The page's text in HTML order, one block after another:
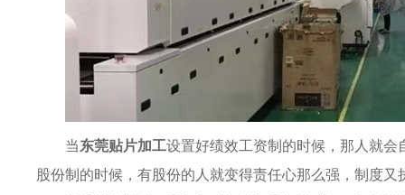
当东莞贴片加工设置好绩效工资制的时候，那人就
股份制的时候，有股份的人就变得责任心那么强，制度